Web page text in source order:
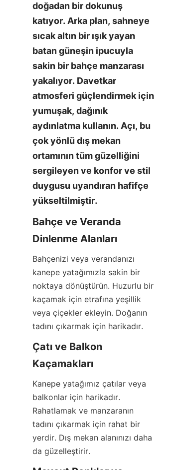
doğadan bir dokunuş
katıyor. Arka plan, sahneye
sıcak altın bir ışık yayan
batan güneşin ipucuyla
sakin bir bahçe manzarası
yakalıyor. Davetkar
atmosferi güçlendirmek için
yumuşak, dağınık
aydınlatma kullanın. Açı, bu
çok yönlü dış mekan
ortamının tüm güzelliğini
sergileyen ve konfor ve stil
duygusu uyandıran hafifçe
yükseltilmiştir.
Bahçe ve Veranda
Dinlenme Alanları
Bahçenizi veya verandanızı
kanepe yatağımızla sakin bir
noktaya dönüştürün. Huzurlu bir
kaçamak için etrafına yeşillik
veya çiçekler ekleyin. Doğanın
tadını çıkarmak için harikadır.
Çatı ve Balkon
Kaçamakları
Kanepe yatağımız çatılar veya
balkonlar için harikadır.
Rahatlamak ve manzaranın
tadını çıkarmak için rahat bir
yerdir. Dış mekan alanınızı daha
da güzelleştirir.